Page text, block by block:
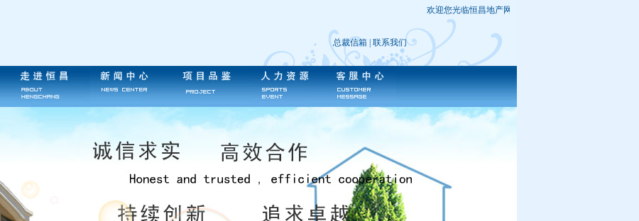
欢迎您光临恒昌地产网站，您是第
总裁信箱 联系我们